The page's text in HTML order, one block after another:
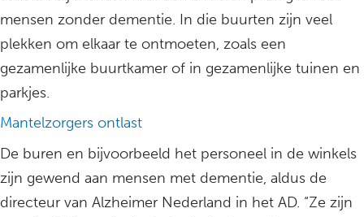
mensen zonder dementie. In die buurten zijn veel
plekken om elkaar te ontmoeten, zoals een
gezamenlijke buurtkamer of in gezamenlijke tuinen en
parkjes.
Mantelzorgers ontlast
De buren en bijvoorbeeld het personeel in de winkels
zijn gewend aan mensen met dementie, aldus de
directeur van Alzheimer Nederland in het AD. “Ze zijn